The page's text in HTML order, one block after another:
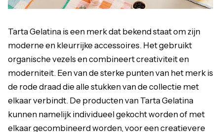
Tarta Gelatina is een merk dat bekend staat om zijn
moderne en kleurrijke accessoires. Het gebruikt
organische vezels en combineert creativiteit en
moderniteit. Een van de sterke punten van het merk is
de rode draad die alle stukken van de collectie met
elkaar verbindt. De producten van Tarta Gelatina
kunnen namelijk individueel gekocht worden of met
elkaar gecombineerd worden, voor een creatievere